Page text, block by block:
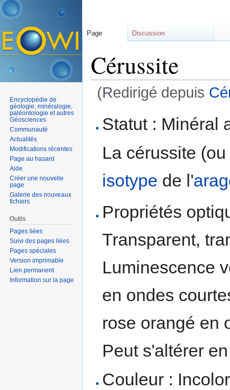
Cérussite
(Redirigé depuis
Statut : Minéral
La cérussite
isotype de l'
Propriétés
Transparent,
Luminescence
en ondes
rose orangé en
Peut s'altérer
Couleur :
Page Discussion
Encyclopédie de
géologie, minéralogie,
paléontologie et autres
Géosciences
Communauté
Actualités
Modifications récentes
Page au hasard
Aide
Créer une nouvelle
page
Galerie des nouveaux
fichiers
Outils
Pages liées
Suivi des pages liées
Pages spéciales
Version imprimable
Lien permanent
Information sur la page